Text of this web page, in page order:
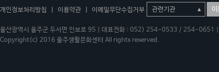
개인정보처리방침 이용약관 이메일무단수집거부 이
울산광역시 울주군 두서면 인보로 95 | 대표전화 : 052) 254-0533 / 254-
Copyright(c) 2016 울주생활문화센터 All rights reserved.